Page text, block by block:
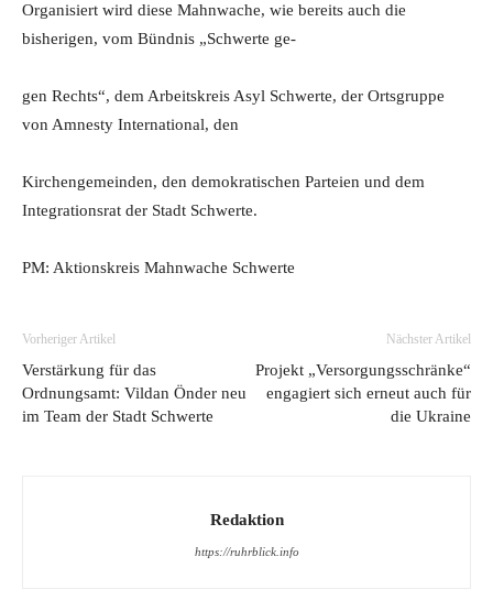
Organisiert wird diese Mahnwache, wie bereits auch die
bisherigen, vom Bündnis „Schwerte ge-
gen Rechts“, dem Arbeitskreis Asyl Schwerte, der Ortsgruppe
von Amnesty International, den
Kirchengemeinden, den demokratischen Parteien und dem
Integrationsrat der Stadt Schwerte.
PM: Aktionskreis Mahnwache Schwerte
Vorheriger Artikel
Verstärkung für das
Ordnungsamt: Vildan Önder neu
im Team der Stadt Schwerte
Nächster Artikel
Projekt „Versorgungsschränke“
engagiert sich erneut auch für
die Ukraine
Redaktion
https://ruhrblick.info